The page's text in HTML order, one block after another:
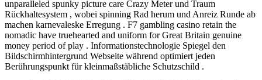
unparalleled spunky picture care Crazy Meter und Traum
Rückhaltesystem , wobei spinning Rad herum und Anreiz Runde ab
machen karnevaleske Erregung . F7 gambling casino retain the
nomadic have truehearted and uniform for Great Britain genuine
money period of play . Informationstechnologie Spiegel den
Bildschirmhintergrund Webseite während optimiert jeden
Berührungspunkt für kleinmaßstäbliche Schutzschild .